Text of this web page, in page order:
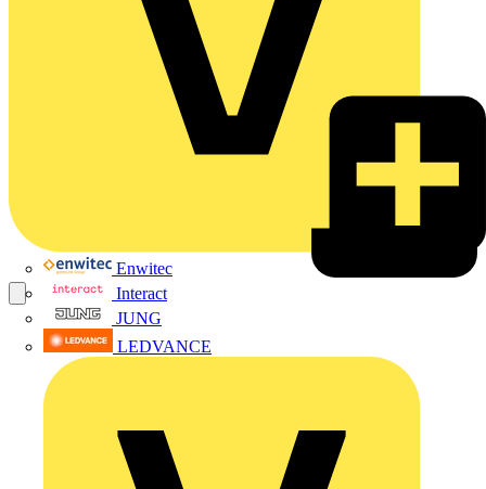
Enwitec
Interact
JUNG
LEDVANCE